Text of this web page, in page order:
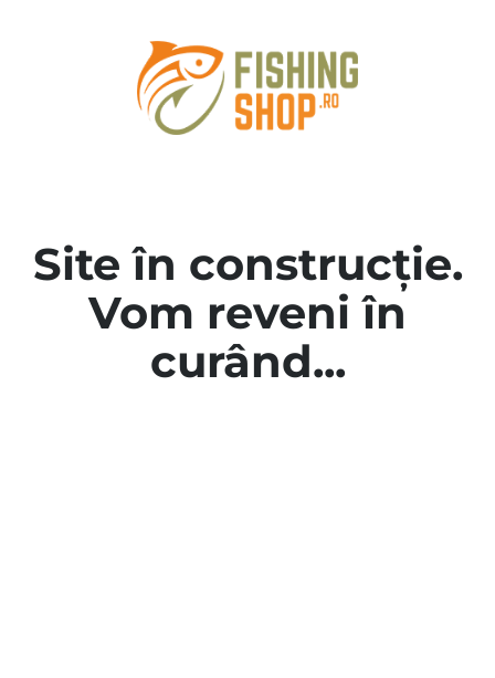
Site în construcție.
Vom reveni în
curând...